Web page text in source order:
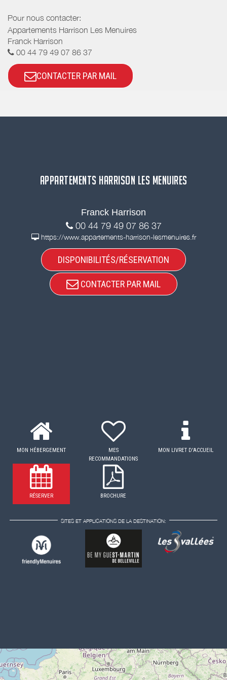
Pour nous contacter:
Appartements Harrison Les Menuires
Franck Harrison
00 44 79 49 07 86 37
CONTACTER PAR MAIL
APPARTEMENTS HARRISON LES MENUIRES
Franck Harrison
00 44 79 49 07 86 37
https://www.appartements-harrison-lesmenuires.fr
DISPONIBILITÉS/RÉSERVATION
CONTACTER PAR MAIL
MON HÉBERGEMENT
MES
RECOMMANDATIONS
MON LIVRET D'ACCUEIL
RÉSERVER BROCHURE
SITES ET APPLICATIONS DE LA DESTINATION: